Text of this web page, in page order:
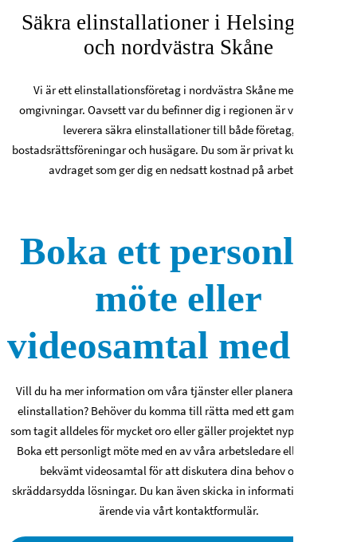
Säkra elinstallationer i Helsingborg
och nordvästra Skåne
Vi är ett elinstallationsföretag i nordvästra Skåne med dess
omgivningar. Oavsett var du befinner dig i regionen är vi redo att
leverera säkra elinstallationer till både företag,
bostadsrättsföreningar och husägare. Du som är privat kund får rot-
avdraget som ger dig en nedsatt kostnad på arbetet.
Boka ett personligt
möte eller
videosamtal med oss
Vill du ha mer information om våra tjänster eller planera din nästa
elinstallation? Behöver du komma till rätta med ett gammalt elfel
som tagit alldeles för mycket oro eller gäller projektet nyproduktion?
Boka ett personligt möte med en av våra arbetsledare eller välj ett
bekvämt videosamtal för att diskutera dina behov och få
skräddarsydda lösningar. Du kan även skicka in information om ditt
ärende via vårt kontaktformulär.